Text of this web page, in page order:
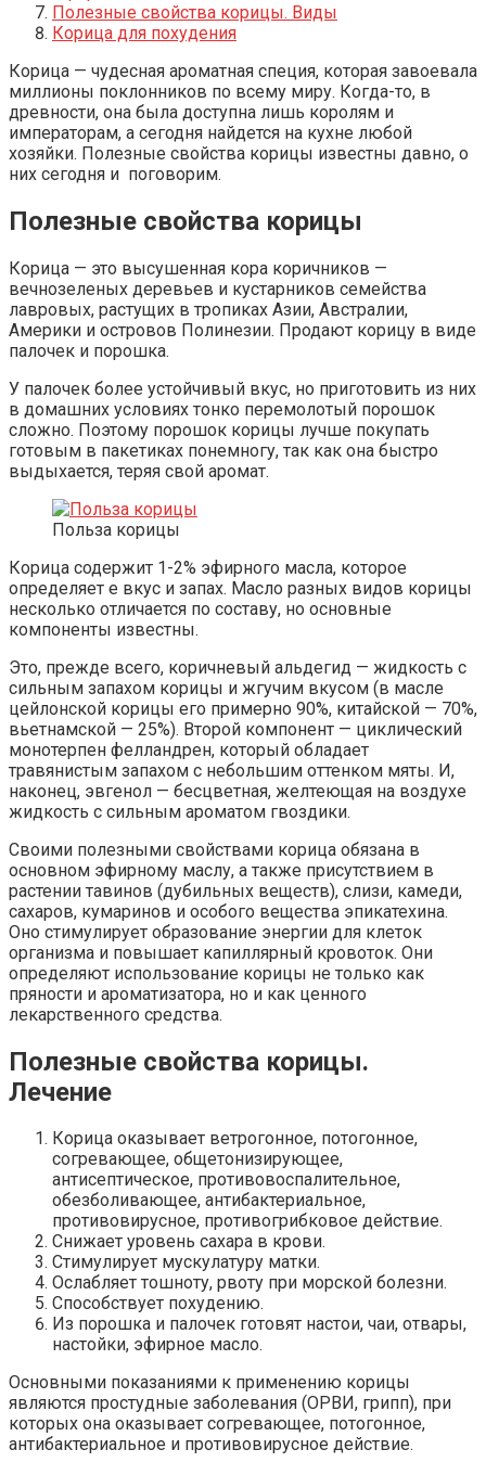
Полезные свойства корицы. Виды
Корица для похудения
Корица — чудесная ароматная специя, которая завоевала
миллионы поклонников по всему миру. Когда-то, в
древности, она была доступна лишь королям и
императорам, а сегодня найдется на кухне любой
хозяйки. Полезные свойства корицы известны давно, о
них сегодня и поговорим.
Полезные свойства корицы
Корица — это высушенная кора коричников —
вечнозеленых деревьев и кустарников семейства
лавровых, растущих в тропиках Азии, Австралии,
Америки и островов Полинезии. Продают корицу в виде
палочек и порошка.
У палочек более устойчивый вкус, но приготовить из них
в домашних условиях тонко перемолотый порошок
сложно. Поэтому порошок корицы лучше покупать
готовым в пакетиках понемногу, так как она быстро
выдыхается, теряя свой аромат.
Польза корицы
Корица содержит 1-2% эфирного масла, которое
определяет е вкус и запах. Масло разных видов корицы
несколько отличается по составу, но основные
компоненты известны.
Это, прежде всего, коричневый альдегид — жидкость с
сильным запахом корицы и жгучим вкусом (в масле
цейлонской корицы его примерно 90%, китайской — 70%,
вьетнамской — 25%). Второй компонент — циклический
монотерпен фелландрен, который обладает
травянистым запахом с небольшим оттенком мяты. И,
наконец, эвгенол — бесцветная, желтеющая на воздухе
жидкость с сильным ароматом гвоздики.
Своими полезными свойствами корица обязана в
основном эфирному маслу, а также присутствием в
растении тавинов (дубильных веществ), слизи, камеди,
сахаров, кумаринов и особого вещества эпикатехина.
Оно стимулирует образование энергии для клеток
организма и повышает капиллярный кровоток. Они
определяют использование корицы не только как
пряности и ароматизатора, но и как ценного
лекарственного средства.
Полезные свойства корицы.
Лечение
Корица оказывает ветрогонное, потогонное,
согревающее, общетонизирующее,
антисептическое, противовоспалительное,
обезболивающее, антибактериальное,
противовирусное, противогрибковое действие.
Снижает уровень сахара в крови.
Стимулирует мускулатуру матки.
Ослабляет тошноту, рвоту при морской болезни.
Способствует похудению.
Из порошка и палочек готовят настои, чаи, отвары,
настойки, эфирное масло.
Основными показаниями к применению корицы
являются простудные заболевания (ОРВИ, грипп), при
которых она оказывает согревающее, потогонное,
антибактериальное и противовирусное действие.